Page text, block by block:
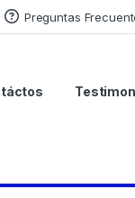
Preguntas